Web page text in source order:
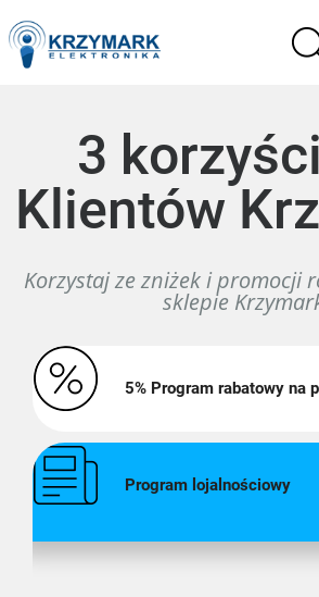
3
Klientów
Korzystaj ze zniżek i promocji
sklepie
5% Program rabatowy na
Program lojalnościowy